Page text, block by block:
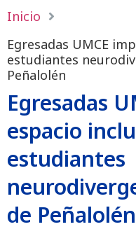
Inicio
Egresadas UMCE
estudiantes
Peñalolén
Egresadas
espacio
estudiantes
de Peñalolén